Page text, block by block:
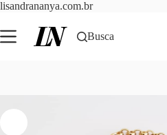
lisandrananya.com.brPular
o
conteúdo
Busca